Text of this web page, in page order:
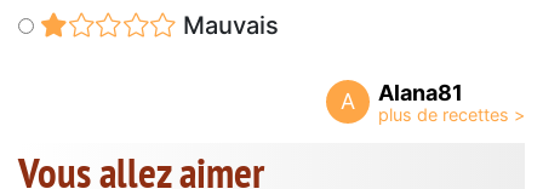
Mauvais
A Alana81
Vous allez aimer